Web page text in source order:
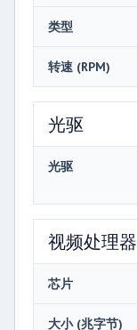
类型
转速 (RPM)
光驱
光驱
视频处理器
芯片
大小 (兆字节)